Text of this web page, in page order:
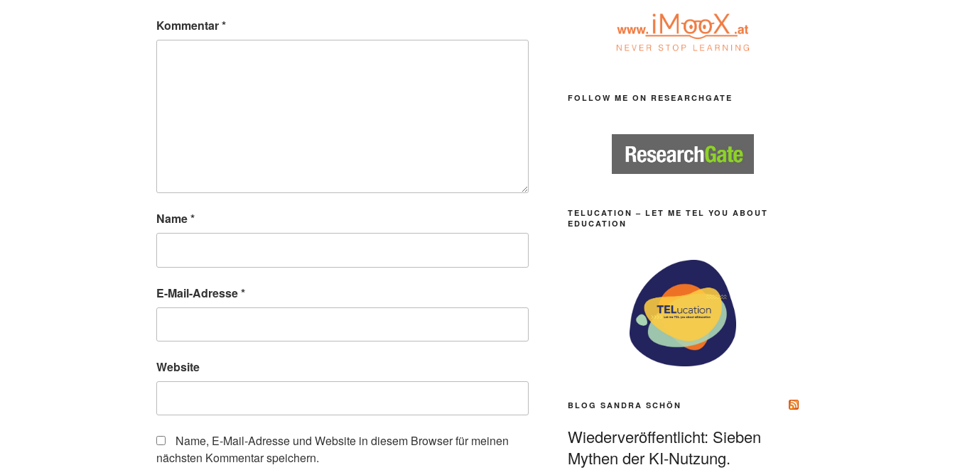
Kommentar*
Name*
E-Mail-Adresse*
Website
Name, E-Mail-Adresse und Website in diesem Browser für meinen
nächsten Kommentar speichern.
FOLLOW ME ON RESEARCHGATE
TELUCATION – LET ME TEL YOU ABOUT
EDUCATION
BLOG SANDRA SCHÖN
Wiederveröffentlicht: Sieben
Mythen der KI-Nutzung.